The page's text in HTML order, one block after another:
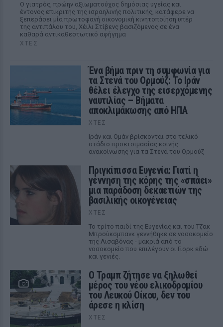
Ο γιατρός, πρώην αξιωματούχος δημόσιας υγείας και
έντονος επικριτής της ισραηλινής πολιτικής, κατάφερε να
ξεπεράσει μία πρωτοφανή οικονομική κινητοποίηση υπέρ
της αντιπάλου του, Χέιλι Στίβενς βασιζόμενος σε ένα
καθαρά αντικαθεστωτικό αφήγημα
ΧΤΕΣ
Ένα βήμα πριν τη συμφωνία για
τα Στενά του Ορμούζ: Το Ιράν
θέλει έλεγχο της εισερχόμενης
ναυτιλίας – Βήματα
αποκλιμάκωσης από ΗΠΑ
ΧΤΕΣ
Ιράν και Ομάν βρίσκονται στο τελικό
στάδιο προετοιμασίας κοινής
ανακοίνωσης για τα Στενά του Ορμούζ
Πριγκίπισσα Ευγενία: Γιατί η
γέννηση της κόρης της «σπάει»
μια παράδοση δεκαετιών της
βασιλικής οικογένειας
ΧΤΕΣ
Το τρίτο παιδί της Ευγενίας και του Τζακ
Μπρούκσμπανκ γεννήθηκε σε νοσοκομείο
της Λισαβόνας - μακριά από το
νοσοκομείο που επιλέγουν οι Γιορκ εδώ
και γενιές.
Ο Τραμπ ζήτησε να ξηλωθεί
μέρος του νέου ελικοδρομίου
του Λευκού Οίκου, δεν του
άρεσε η κλίση
ΧΤΕΣ